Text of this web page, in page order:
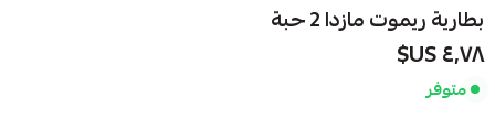
بطارية ريموت مازدا 2 حبة
٤٫٧٨ US$
متوفر